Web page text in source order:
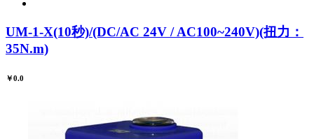
UM-1-X(10秒)/(DC/AC 24V / AC100~240V)(扭力：
35N.m)
￥0.0